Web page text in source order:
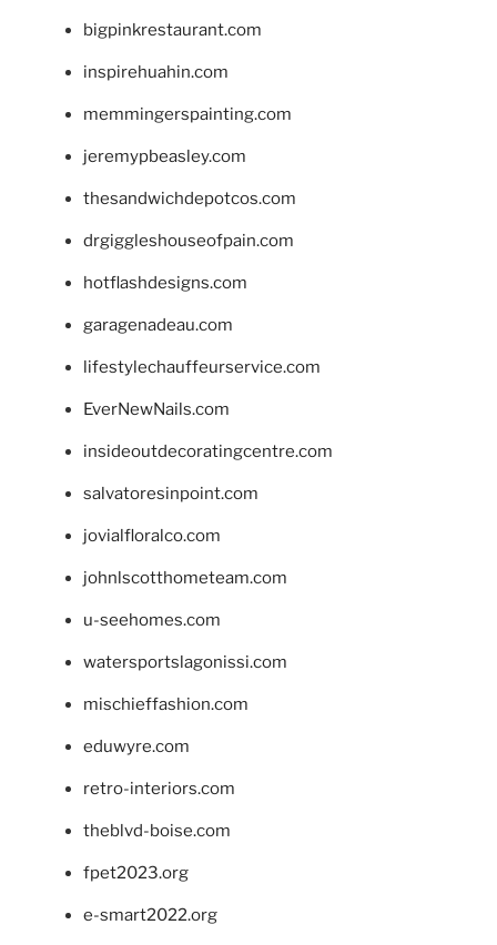
bigpinkrestaurant.com
inspirehuahin.com
memmingerspainting.com
jeremypbeasley.com
thesandwichdepotcos.com
drgiggleshouseofpain.com
hotflashdesigns.com
garagenadeau.com
lifestylechauffeurservice.com
EverNewNails.com
insideoutdecoratingcentre.com
salvatoresinpoint.com
jovialfloralco.com
johnlscotthometeam.com
u-seehomes.com
watersportslagonissi.com
mischieffashion.com
eduwyre.com
retro-interiors.com
theblvd-boise.com
fpet2023.org
e-smart2022.org